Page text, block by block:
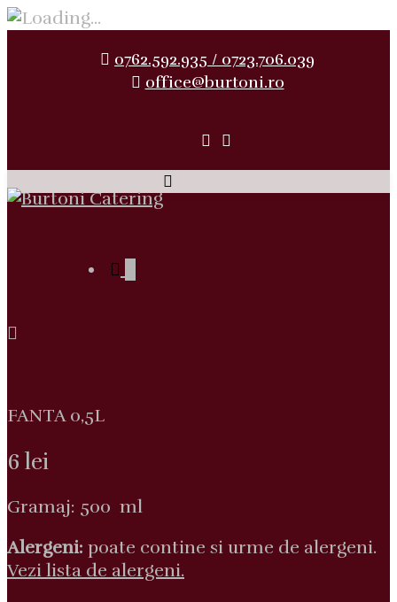
0762.592.935 / 0723.706.039
office@burtoni.ro
FANTA 0,5L
6lei
Gramaj: 500 ml
Alergeni: poate contine si urme de alergeni.
Vezi lista de alergeni.